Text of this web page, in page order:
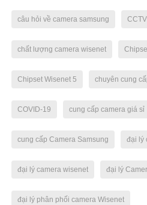
câu hỏi về camera samsung
chất lượng camera wisenet
Chipset Wisenet 5 chuyên cung
COVID-19 cung cấp camera giá sỉ
cung cấp Camera Samsung đại lý
đại lý camera wisenet đại lý
đại lý phân phối camera Wisenet